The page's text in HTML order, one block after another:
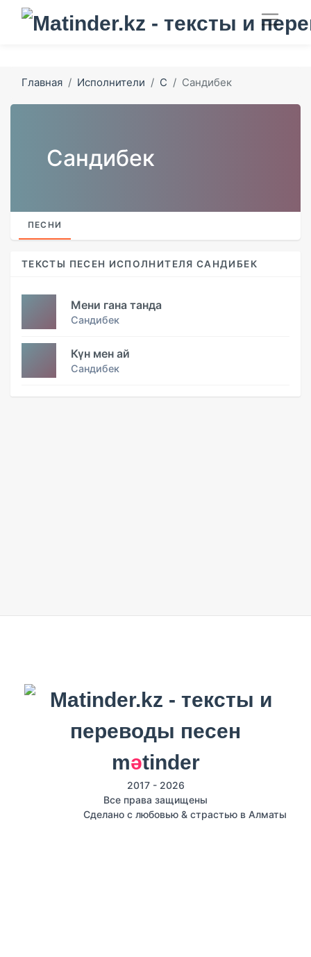
Главная Исполнители С Сандибек
Сандибек
ПЕСНИ
ТЕКСТЫ ПЕСЕН ИСПОЛНИТЕЛЯ САНДИБЕК
Мени гана танда
Сандибек
Күн мен ай
Сандибек
mәtinder
2017 - 2026
Все права защищены
Сделано с любовью & страстью в Алматы